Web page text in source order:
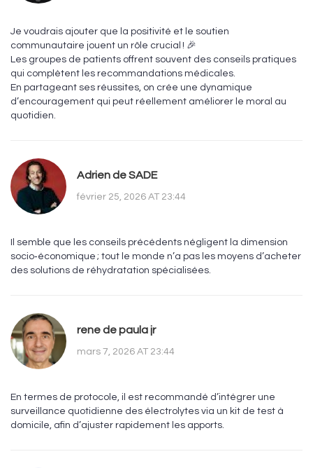
Je voudrais ajouter que la positivité et le soutien
communautaire jouent un rôle crucial ! 🎉
Les groupes de patients offrent souvent des conseils pratiques
qui complètent les recommandations médicales.
En partageant ses réussites, on crée une dynamique
d’encouragement qui peut réellement améliorer le moral au
quotidien.
Adrien de SADE
février 25, 2026 AT 23:44
Il semble que les conseils précédents négligent la dimension
socio‑économique ; tout le monde n’a pas les moyens d’acheter
des solutions de réhydratation spécialisées.
rene de paula jr
mars 7, 2026 AT 23:44
En termes de protocole, il est recommandé d’intégrer une
surveillance quotidienne des électrolytes via un kit de test à
domicile, afin d’ajuster rapidement les apports.